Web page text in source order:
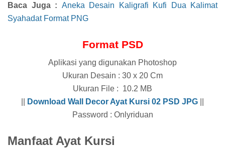
Baca Juga : Aneka Desain Kaligrafi Kufi Dua Kalimat
Syahadat Format PNG
Format PSD
Aplikasi yang digunakan Photoshop
Ukuran Desain : 30 x 20 Cm
Ukuran File : 10.2 MB
Download Wall Decor Ayat Kursi 02 PSD JPG
Password : Onlyriduan
Manfaat Ayat Kursi